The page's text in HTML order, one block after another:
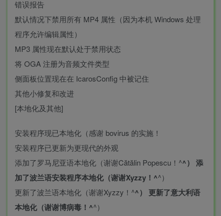
错误报告
默认情况下禁用所有 MP4 属性（因为本机 Windows 处理
程序允许编辑属性）
MP3 属性现在默认处于禁用状态
将 OGA 注册为音频文件类型
侧面板位置现在在 IcarosConfig 中被记住
其他小修复和改进
[本地化及其他]
安装程序现已本地化（感谢 bovirus 的实施！
安装程序已更新为更现代的外观
添加了罗马尼亚语本地化（谢谢Cătălin Popescu！^^） 添
加了波兰语安装程序本地化（谢谢Xyzzy！^^）
更新了波兰语本地化（谢谢Xyzzy！^^） 更新了意大利语
本地化（谢谢博病毒！^^）